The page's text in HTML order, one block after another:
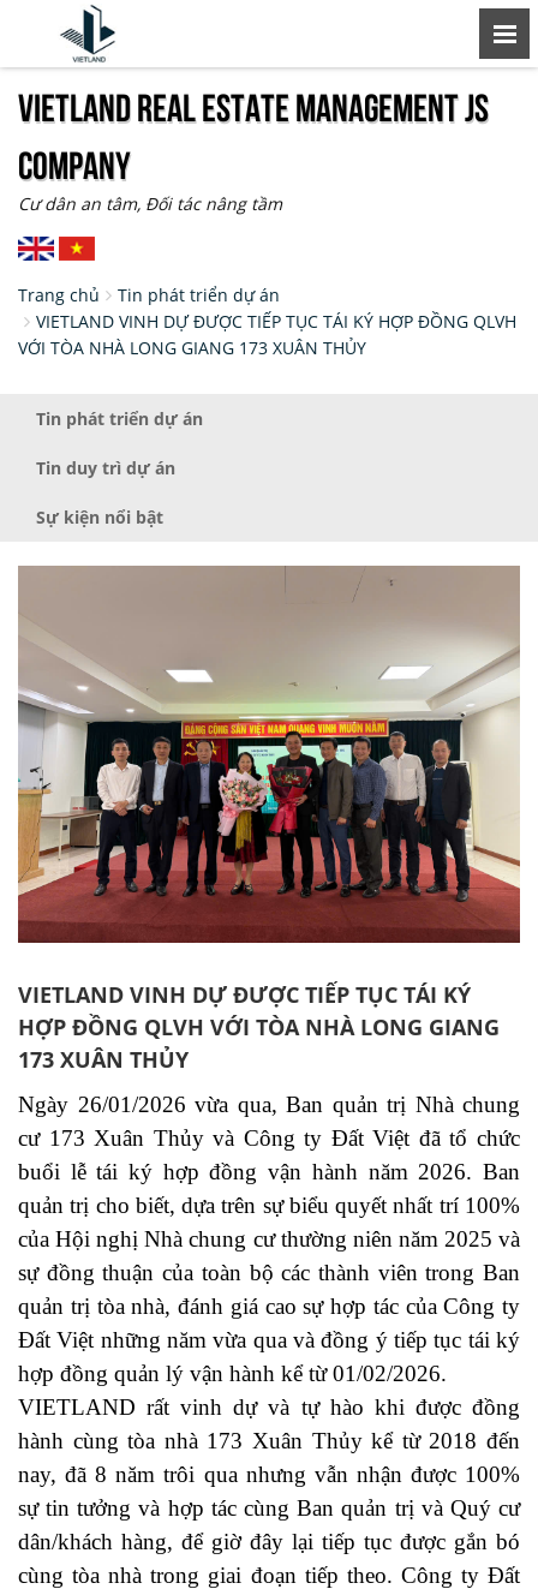
VIETLAND REAL ESTATE MANAGEMENT JS
COMPANY
Cư dân an tâm, Đối tác nâng tầm
Trang chủ
Tin phát triển dự án
VIETLAND VINH DỰ ĐƯỢC TIẾP TỤC TÁI KÝ HỢP ĐỒNG QLVH
VỚI TÒA NHÀ LONG GIANG 173 XUÂN THỦY
Tin phát triển dự án
Tin duy trì dự án
Sự kiện nổi bật
VIETLAND VINH DỰ ĐƯỢC TIẾP TỤC TÁI KÝ
HỢP ĐỒNG QLVH VỚI TÒA NHÀ LONG GIANG
173 XUÂN THỦY
Ngày 26/01/2026 vừa qua, Ban quản trị Nhà chung
cư 173 Xuân Thủy và Công ty Đất Việt đã tổ chức
buổi lễ tái ký hợp đồng vận hành năm 2026. Ban
quản trị cho biết, dựa trên sự biểu quyết nhất trí 100%
của Hội nghị Nhà chung cư thường niên năm 2025 và
sự đồng thuận của toàn bộ các thành viên trong Ban
quản trị tòa nhà, đánh giá cao sự hợp tác của Công ty
Đất Việt những năm vừa qua và đồng ý tiếp tục tái ký
hợp đồng quản lý vận hành kể từ 01/02/2026.
VIETLAND rất vinh dự và tự hào khi được đồng
hành cùng tòa nhà 173 Xuân Thủy kể từ 2018 đến
nay, đã 8 năm trôi qua nhưng vẫn nhận được 100%
sự tin tưởng và hợp tác cùng Ban quản trị và Quý cư
dân/khách hàng, để giờ đây lại tiếp tục được gắn bó
cùng tòa nhà trong giai đoạn tiếp theo. Công ty Đất